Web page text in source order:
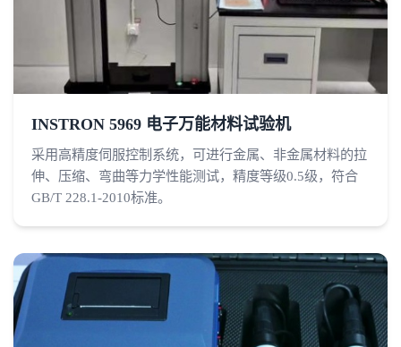
INSTRON 5969 电子万能材料试验机
采用高精度伺服控制系统，可进行金属、非金属材料的拉
伸、压缩、弯曲等力学性能测试，精度等级0.5级，符合
GB/T 228.1-2010标准。